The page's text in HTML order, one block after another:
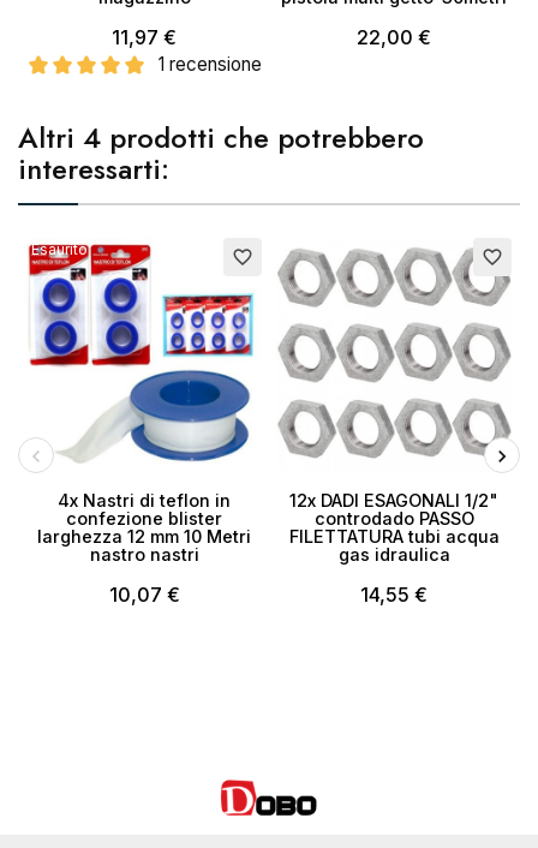
11,97 €
1 recensione
22,00 €
Altri 4 prodotti che potrebbero
interessarti:
Esaurito favorite_border
4x Nastri di teflon in
confezione blister
larghezza 12 mm 10 Metri
nastro nastri
10,07 €
favorite_border
12x DADI ESAGONALI 1/2"
controdado PASSO
FILETTATURA tubi acqua
gas idraulica
14,55 €